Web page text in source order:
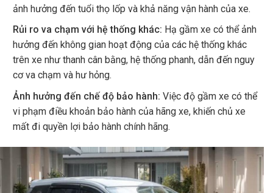
ảnh hưởng đến tuổi thọ lốp và khả năng vận hành của xe.
Rủi ro va chạm với hệ thống khác: Hạ gầm xe có thể ảnh
hưởng đến không gian hoạt động của các hệ thống khác
trên xe như thanh cân bằng, hệ thống phanh, dẫn đến nguy
cơ va chạm và hư hỏng.
Ảnh hưởng đến chế độ bảo hành: Việc độ gầm xe có thể
vi phạm điều khoản bảo hành của hãng xe, khiến chủ xe
mất đi quyền lợi bảo hành chính hãng.